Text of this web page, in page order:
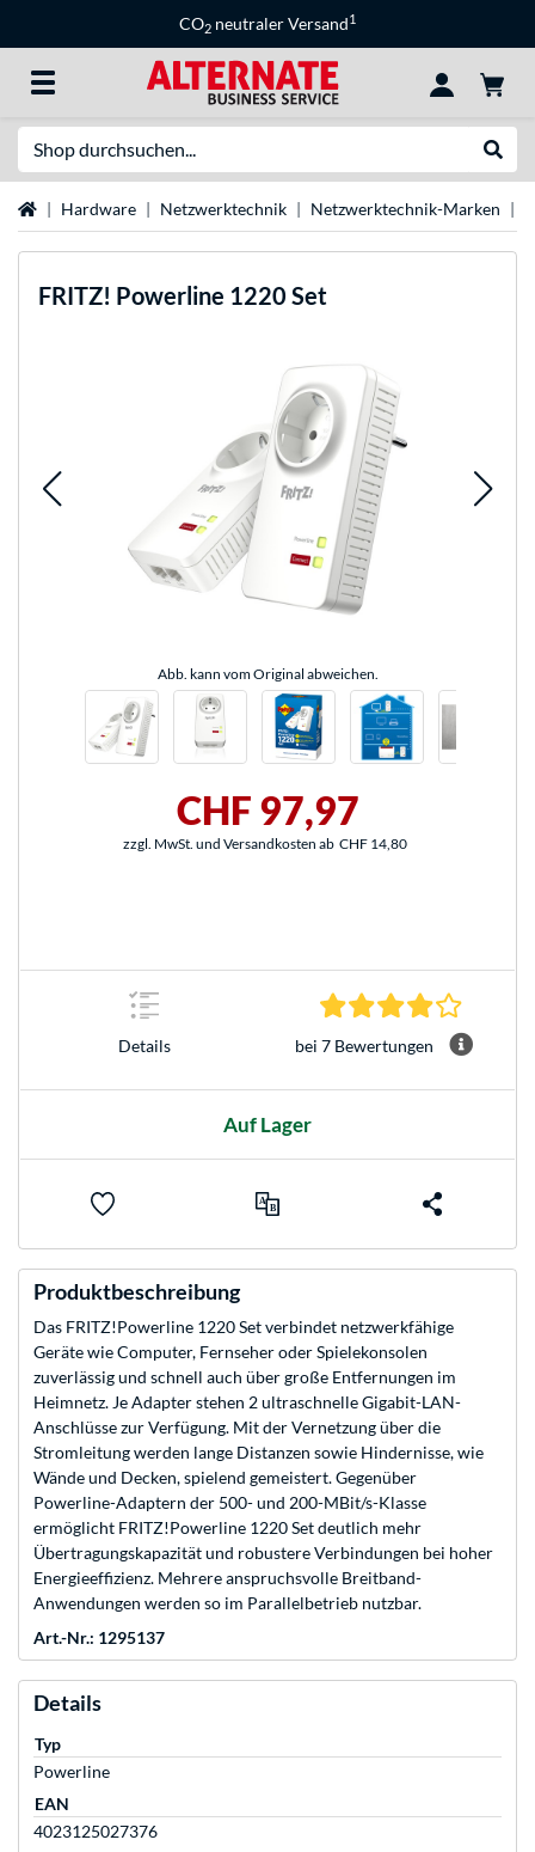
CO2 neutraler Versand1
StartseiteHardware Netzwerktechnik Netzwerktechnik-Marken
FRITZ! Powerline 1220 Set
Abb. kann vom Original abweichen.
CHF 97,97
zzgl. MwSt. und Versandkosten ab CHF 14,80
Details bei 7 Bewertungen
Auf Lager
Produktbeschreibung
Das FRITZ!Powerline 1220 Set verbindet netzwerkfähige
Geräte wie Computer, Fernseher oder Spielekonsolen
zuverlässig und schnell auch über große Entfernungen im
Heimnetz. Je Adapter stehen 2 ultraschnelle Gigabit-LAN-
Anschlüsse zur Verfügung. Mit der Vernetzung über die
Stromleitung werden lange Distanzen sowie Hindernisse, wie
Wände und Decken, spielend gemeistert. Gegenüber
Powerline-Adaptern der 500- und 200-MBit/s-Klasse
ermöglicht FRITZ!Powerline 1220 Set deutlich mehr
Übertragungskapazität und robustere Verbindungen bei hoher
Energieeffizienz. Mehrere anspruchsvolle Breitband-
Anwendungen werden so im Parallelbetrieb nutzbar.
Art.-Nr.: 1295137
Details
Typ
Powerline
EAN
4023125027376